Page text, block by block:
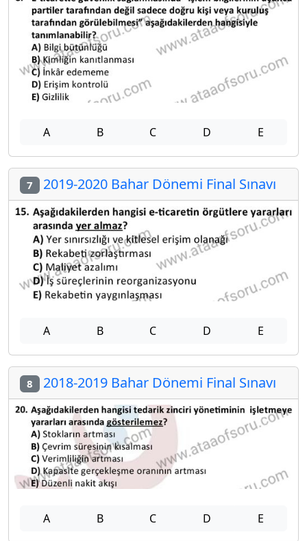
A B C D E
7 2019-2020 Bahar Dönemi Final Sınavı
A B C D E
8 2018-2019 Bahar Dönemi Final Sınavı
A B C D E